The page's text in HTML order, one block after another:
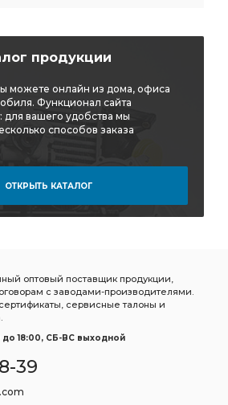
продукции
можете онлайн из дома, офиса
Функционал сайта
для вашего удобства мы
способов заказа
ОТКРЫТЬ КАТАЛОГ
оптовый поставщик продукции,
с заводами-производителями.
сервисные талоны и
18:00, СБ-ВС выходной
39